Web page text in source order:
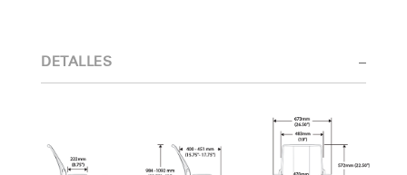
un amplio reconocimiento. Entre sus numerosos galardones
destacan el 2002 National Design Award del Museo Nacional de
Diseño Cooper-Hewitt, y el 1999 Chrysler Design Award. En su
DETALLES